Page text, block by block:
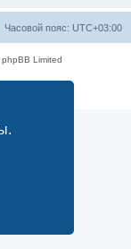
Часовой пояс: UTC+03:00
Limited